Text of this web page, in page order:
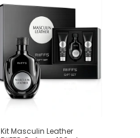
Kit Masculin Leather